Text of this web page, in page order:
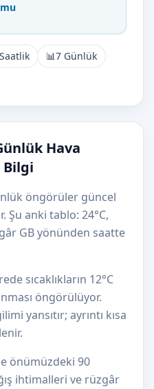
Saatlik 📊7 Günlük
Hava
öngörüler güncel
Şu anki tablo: 24°C,
GB yönünden saatte
sıcaklıkların 12°C
öngörülüyor.
yansıtır; ayrıntı kısa
önümüzdeki 90
ihtimalleri ve rüzgâr